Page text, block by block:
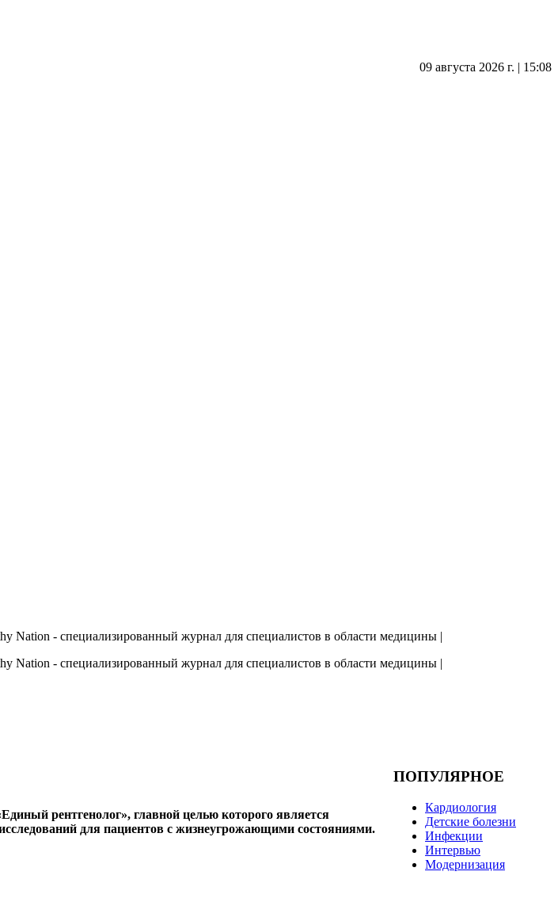
09 августа 2026 г. | 15:08
Nation - cпециализированный журнал для специалистов в области медицины |
Nation - cпециализированный журнал для специалистов в области медицины |
рентгенолог», главной целью которого является
для пациентов с жизнеугрожающими состояниями.
ПОПУЛЯРНОЕ
Кардиология
Детские болезни
Инфекции
Интервью
Модернизация